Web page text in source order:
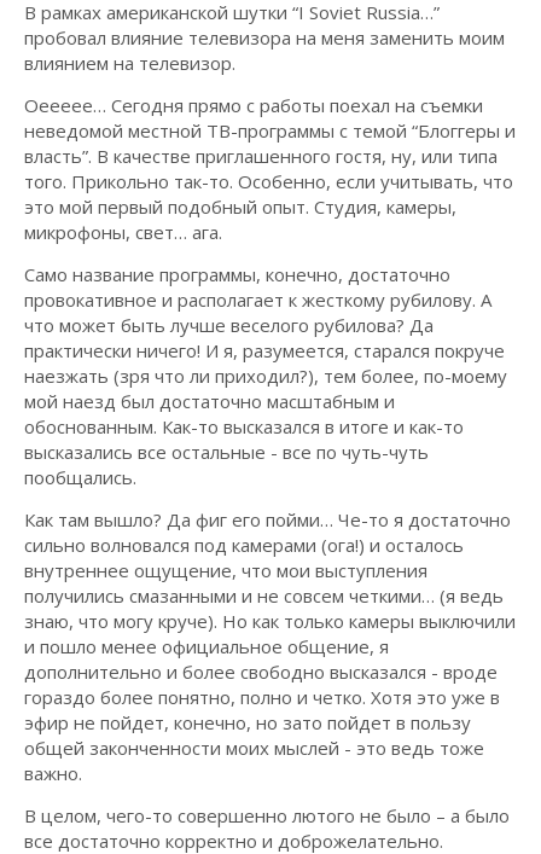
В рамках американской шутки “I Soviet Russia…”
пробовал влияние телевизора на меня заменить моим
влиянием на телевизор.
Оеееее… Сегодня прямо с работы поехал на съемки
неведомой местной ТВ-программы с темой “Блоггеры и
власть”. В качестве приглашенного гостя, ну, или типа
того. Прикольно так-то. Особенно, если учитывать, что
это мой первый подобный опыт. Студия, камеры,
микрофоны, свет… ага.
Само название программы, конечно, достаточно
провокативное и располагает к жесткому рубилову. А
что может быть лучше веселого рубилова? Да
практически ничего! И я, разумеется, старался покруче
наезжать (зря что ли приходил?), тем более, по-моему
мой наезд был достаточно масштабным и
обоснованным. Как-то высказался в итоге и как-то
высказались все остальные - все по чуть-чуть
пообщались.
Как там вышло? Да фиг его пойми… Че-то я достаточно
сильно волновался под камерами (ога!) и осталось
внутреннее ощущение, что мои выступления
получились смазанными и не совсем четкими… (я ведь
знаю, что могу круче). Но как только камеры выключили
и пошло менее официальное общение, я
дополнительно и более свободно высказался - вроде
гораздо более понятно, полно и четко. Хотя это уже в
эфир не пойдет, конечно, но зато пойдет в пользу
общей законченности моих мыслей - это ведь тоже
важно.
В целом, чего-то совершенно лютого не было – а было
все достаточно корректно и доброжелательно.